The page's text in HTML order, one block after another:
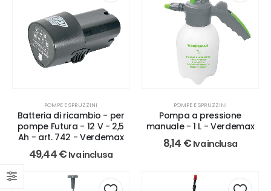
POMPE E SPRUZZINI
Batteria di ricambio - per
pompe Futura - 12 V - 2,5
Ah - art. 742 - Verdemax
49,44€ Iva inclusa
POMPE E SPRUZZINI
Pompa a pressione
manuale - 1 L - Verdemax
8,14 € Iva inclusa